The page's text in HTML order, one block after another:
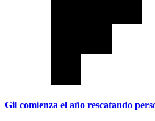
Gil comienza el año rescatando